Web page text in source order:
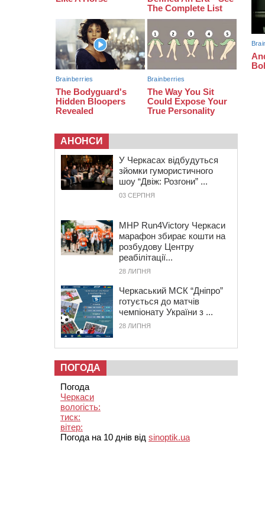
водовідведення з 2027 року
09:08 Встановити гойдалки, карусель і
закупити іграшки: у Черкасах
просять покращити умови в
дитсадку
АНОНСИ
У Черкасах відбудуться
зйомки гумористичного
шоу “Двіж: Розгони” ...
03 СЕРПНЯ
MHP Run4Victory Черкаси
марафон збирає кошти на
розбудову Центру
реабілітації...
28 ЛИПНЯ
Черкаський МСК “Дніпро”
готується до матчів
чемпіонату України з ...
28 ЛИПНЯ
ПОГОДА
Погода
Черкаси
вологість:
тиск:
вітер:
Погода на 10 днів від sinoptik.ua